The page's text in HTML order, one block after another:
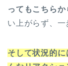
ってもこちらか
い上がらず、一
そして状況的